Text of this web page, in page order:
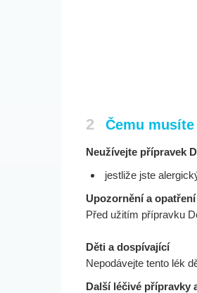
2 Čemu
Neužívejte přípravek
jestliže jste
Upozornění a opatření
Před užitím přípravku
Děti a dospívající
Nepodávejte tento lék
Další léčivé přípravky